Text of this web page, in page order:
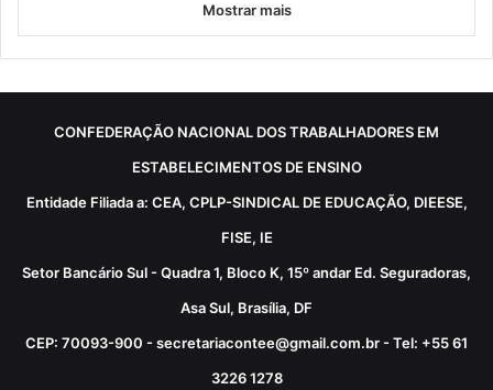
Mostrar mais
CONFEDERAÇÃO NACIONAL DOS TRABALHADORES EM
ESTABELECIMENTOS DE ENSINO
Entidade Filiada a: CEA, CPLP-SINDICAL DE EDUCAÇÃO, DIEESE,
FISE, IE
Setor Bancário Sul - Quadra 1, Bloco K, 15º andar Ed. Seguradoras,
Asa Sul, Brasília, DF
CEP: 70093-900 - secretariacontee@gmail.com.br - Tel: +55 61
3226 1278